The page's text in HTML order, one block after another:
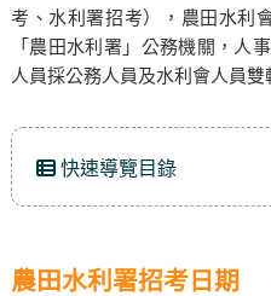
考、水利署招考），農田水利
「農田水利署」公務機關，人
人員採公務人員及水利會人員雙
快速導覽目錄
農田水利署招考日期